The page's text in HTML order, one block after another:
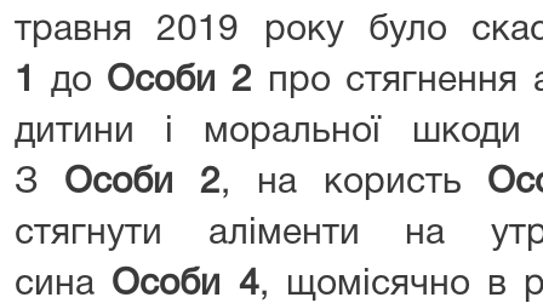
травня 2019 року було
1
до Особи 2 про стягнення
дитини і моральної шкоди
З Особи 2, на користь
стягнути аліменти на
сина Особи 4, щомісячно в